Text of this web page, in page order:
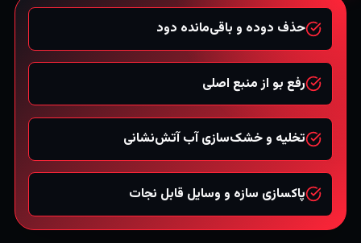
حذف دوده و باقی‌مانده دود
رفع بو از منبع اصلی
تخلیه و خشک‌سازی آب آتش‌نشانی
پاکسازی سازه و وسایل قابل نجات